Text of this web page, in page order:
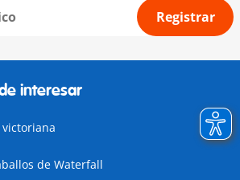
Registrar
interesar
victoriana
de Waterfall